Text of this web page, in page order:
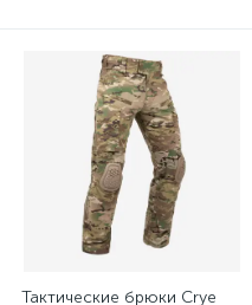
Тактические баффы
Тактические куртки
Тактическое термобелье
Тактические брюки Crye